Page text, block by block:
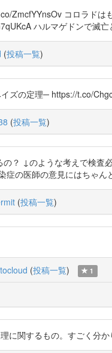
ZmcfYYnsOv コロラド
ハルマゲドンで滅
(投稿一覧)
ズの定理─ https://t.co/
(投稿一覧)
？ ↓のような考えで検
の医師の意見にはちゃん
(投稿一覧)
(投稿一覧) 1
に関するもの。すごく分か